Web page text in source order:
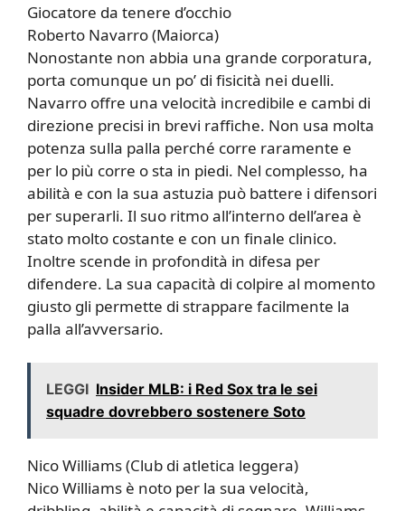
Giocatore da tenere d’occhio
Roberto Navarro (Maiorca)
Nonostante non abbia una grande corporatura,
porta comunque un po’ di fisicità nei duelli.
Navarro offre una velocità incredibile e cambi di
direzione precisi in brevi raffiche. Non usa molta
potenza sulla palla perché corre raramente e
per lo più corre o sta in piedi. Nel complesso, ha
abilità e con la sua astuzia può battere i difensori
per superarli. Il suo ritmo all’interno dell’area è
stato molto costante e con un finale clinico.
Inoltre scende in profondità in difesa per
difendere. La sua capacità di colpire al momento
giusto gli permette di strappare facilmente la
palla all’avversario.
LEGGI Insider MLB: i Red Sox tra le sei
squadre dovrebbero sostenere Soto
Nico Williams (Club di atletica leggera)
Nico Williams è noto per la sua velocità,